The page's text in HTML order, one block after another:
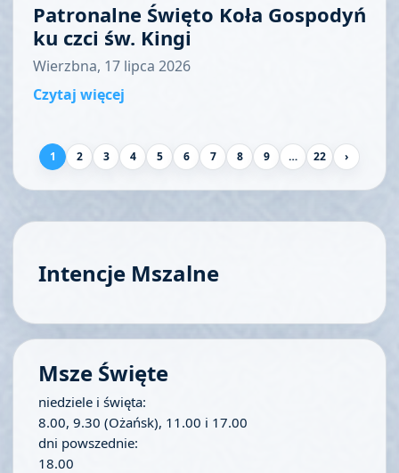
Patronalne Święto Koła Gospodyń
ku czci św. Kingi
Wierzbna, 17 lipca 2026
Czytaj więcej
1 2 3 4 5 6 7 8 9 … 22 ›
Intencje Mszalne
Msze Święte
niedziele i święta:
8.00, 9.30 (Ożańsk), 11.00 i 17.00
dni powszednie:
18.00